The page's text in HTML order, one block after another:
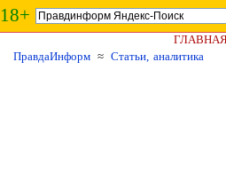
18+
ПравдаИнформ ≈ Статьи, аналитика